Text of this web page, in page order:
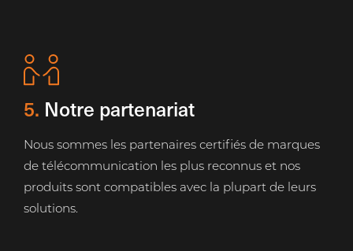
5. Notre partenariat
Nous sommes les partenaires certifiés de marques
de télécommunication les plus reconnus et nos
produits sont compatibles avec la plupart de leurs
solutions.